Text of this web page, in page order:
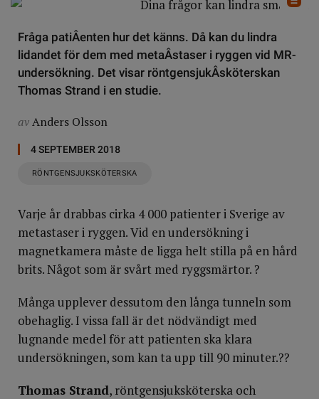
Fråga patiÂ­enten hur det känns. Då kan du lindra
lidandet för dem med metaÂ­staser i ryggen vid MR-
undersökning. Det visar röntgensjukÂ­sköterskan
Thomas Strand i en studie.
avAnders Olsson
4 SEPTEMBER 2018
RÖNTGENSJUKSKÖTERSKA
Varje år drabbas cirka 4 000 patienter i Sverige av
metastaser i ryggen. Vid en undersökning i
magnetkamera måste de ligga helt stilla på en hård
brits. Något som är svårt med ryggsmärtor. ?
Många upplever dessutom den långa tunneln som
obehaglig. I vissa fall är det nödvändigt med
lugnande medel för att patienten ska klara
undersökningen, som kan ta upp till 90 minuter.??
Thomas Strand, röntgensjuksköterska och